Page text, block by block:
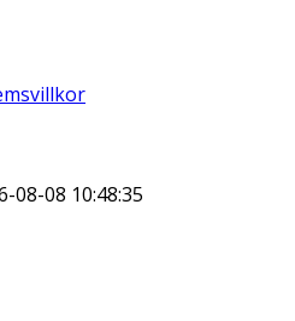
08-08 10:48:35